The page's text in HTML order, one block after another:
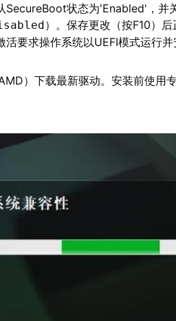
状态为'Enabled'，并
）。保存更改（按F10）后
要求操作系统以UEFI模式运行并
）下载最新驱动。安装前使用